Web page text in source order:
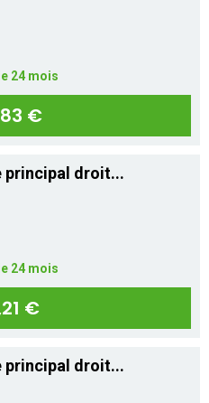
24 mois
€
principal droit...
24 mois
€
principal droit...